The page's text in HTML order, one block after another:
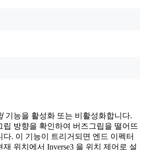
기능을 활성화 또는 비활성화합니다.
립 방향을 확인하여 버즈그립을 떨어뜨
다. 이 기능이 트리거되면 엔드 이펙터
위치에서 Inverse3 을 위치 제어로 설